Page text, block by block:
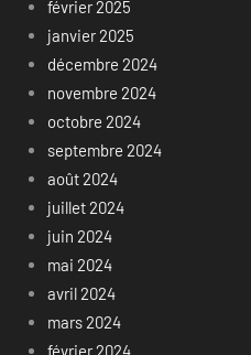
février 2025
janvier 2025
décembre 2024
novembre 2024
octobre 2024
septembre 2024
août 2024
juillet 2024
juin 2024
mai 2024
avril 2024
mars 2024
février 2024